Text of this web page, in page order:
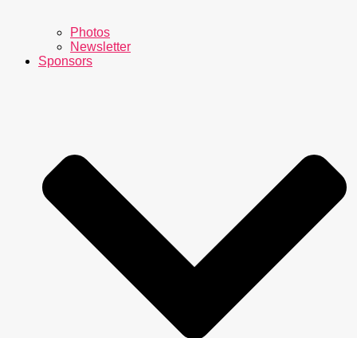
Photos
Newsletter
Sponsors